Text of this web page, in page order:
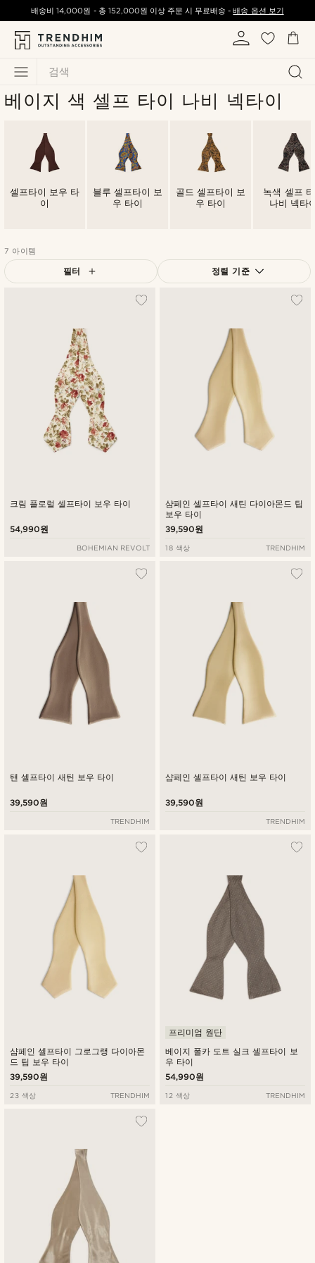
검색
배송비14,000원 - 총 152,000원 이상 주문 시 무료배송 -배송 옵션 보기
베이지 색 셀프 타이 나비 넥타이
셀프타이 보우 타
이
블루 셀프타이 보
우 타이
골드 셀프타이 보
우 타이
녹색 셀프
나비 넥타
7 아이템
필터 정렬 기준
크림 플로럴 셀프타이 보우 타이
54,990원
BOHEMIAN REVOLT
샴페인 셀프타이 새틴 다이아몬드 팁
보우 타이
39,590원
18 색상 TRENDHIM
탠 셀프타이 새틴 보우 타이
39,590원
TRENDHIM
샴페인 셀프타이 새틴 보우 타이
39,590원
TRENDHIM
샴페인 셀프타이 그로그랭 다이아몬
드 팁 보우 타이
39,590원
23 색상 TRENDHIM
베이지 폴카 도트 실크 셀프타이 보
우 타이
프리미엄 원단
54,990원
12 색상 TRENDHIM